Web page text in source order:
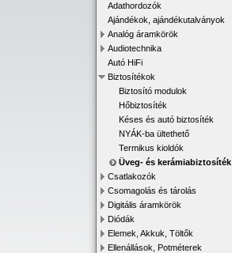
Adathordozók
Ajándékok, ajándékutalványok
Analóg áramkörök
Audiotechnika
Autó HiFi
Biztosítékok
Biztosító modulok
Hőbiztosíték
Késes és autó biztosíték
NYÁK-ba ültethető
Termikus kioldók
Üveg- és kerámiabiztosíték
Csatlakozók
Csomagolás és tárolás
Digitális áramkörök
Diódák
Elemek, Akkuk, Töltők
Ellenállások, Potméterek